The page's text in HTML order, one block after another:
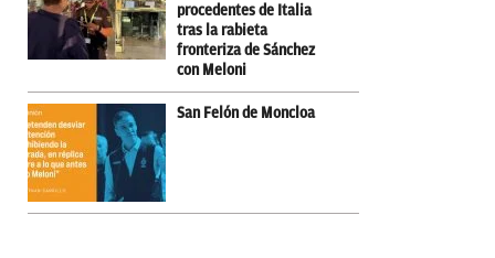
procedentes de Italia
tras la rabieta
fronteriza de Sánchez
con Meloni
San Felón de Moncloa